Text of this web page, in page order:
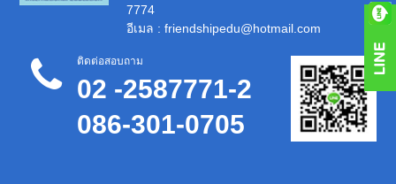
7774
อีเมล : friendshipedu@hotmail.com
ติดต่อสอบถาม
02 -2587771-2
086-301-0705